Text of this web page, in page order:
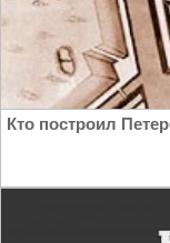
Кто построил